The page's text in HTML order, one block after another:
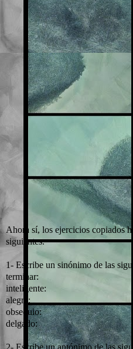
Ahora sí, los ejercicios copiados
siguientes.
1- Escribe un sinónimo de las
terminar:
inteligente:
alegre:
obsequio:
delgado:
2- Escribe un antónimo de las